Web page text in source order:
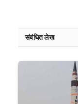
संबंधित लेख